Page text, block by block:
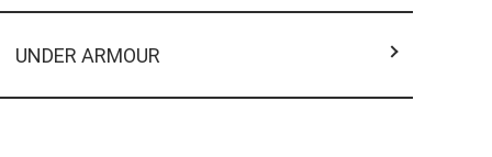
UNDER ARMOUR